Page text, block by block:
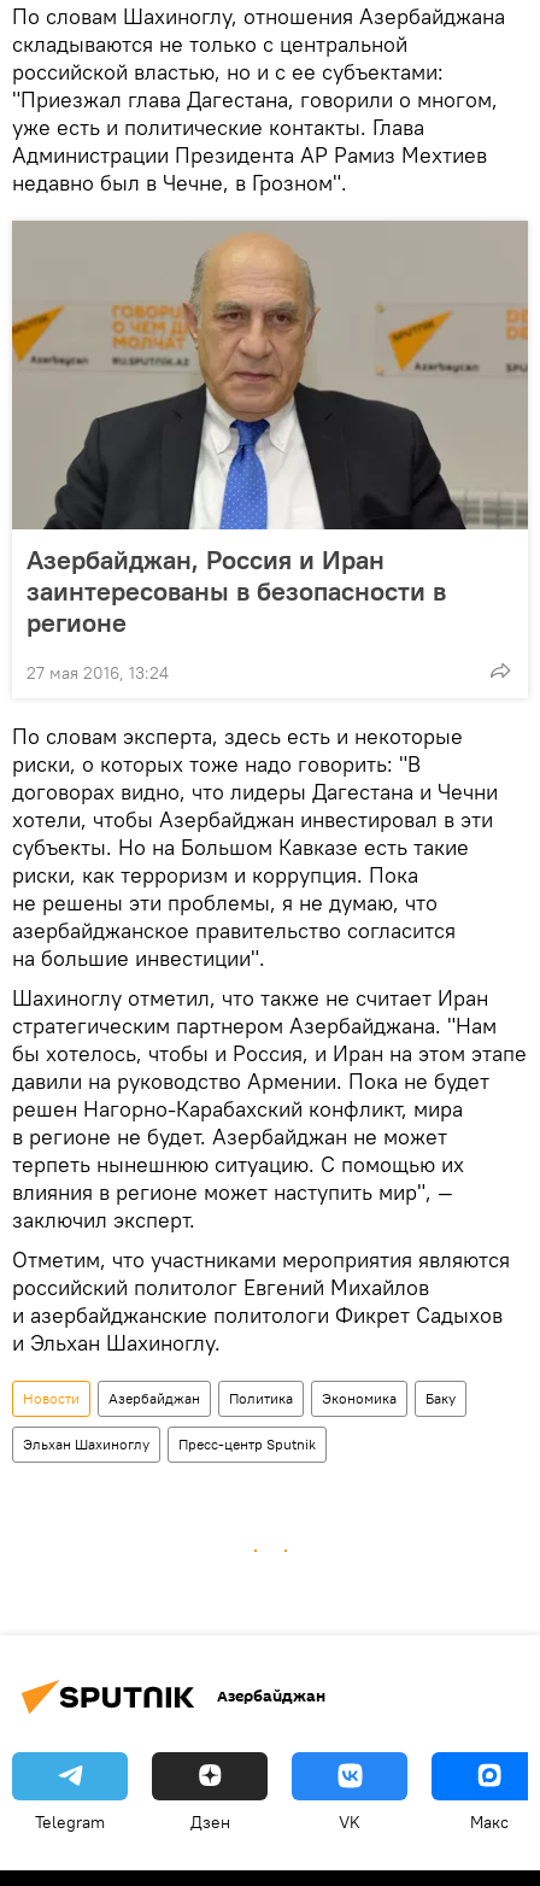
По словам Шахиноглу, отношения Азербайджана
складываются не только с центральной
российской властью, но и с ее субъектами:
"Приезжал глава Дагестана, говорили о многом,
уже есть и политические контакты. Глава
Администрации Президента АР Рамиз Мехтиев
недавно был в Чечне, в Грозном".
Азербайджан, Россия и Иран
заинтересованы в безопасности в
регионе
27 мая 2016, 13:24
По словам эксперта, здесь есть и некоторые
риски, о которых тоже надо говорить: "В
договорах видно, что лидеры Дагестана и Чечни
хотели, чтобы Азербайджан инвестировал в эти
субъекты. Но на Большом Кавказе есть такие
риски, как терроризм и коррупция. Пока
не решены эти проблемы, я не думаю, что
азербайджанское правительство согласится
на большие инвестиции".
Шахиноглу отметил, что также не считает Иран
стратегическим партнером Азербайджана. "Нам
бы хотелось, чтобы и Россия, и Иран на этом этапе
давили на руководство Армении. Пока не будет
решен Нагорно-Карабахский конфликт, мира
в регионе не будет. Азербайджан не может
терпеть нынешнюю ситуацию. С помощью их
влияния в регионе может наступить мир", —
заключил эксперт.
Отметим, что участниками мероприятия являются
российский политолог Евгений Михайлов
и азербайджанские политологи Фикрет Садыхов
и Эльхан Шахиноглу.
Новости Азербайджан Политика Экономика Баку
Эльхан Шахиноглу Пресс-центр Sputnik
Азербайджан
Telegram Дзен VK Макс